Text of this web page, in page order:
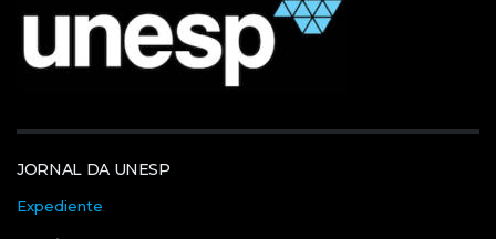
JORNAL DA UNESP
Expediente